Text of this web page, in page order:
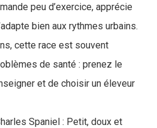
peu d’exercice, apprécie
bien aux rythmes urbains.
cette race est souvent
de santé : prenez le
et de choisir un éleveur
Spaniel : Petit, doux et